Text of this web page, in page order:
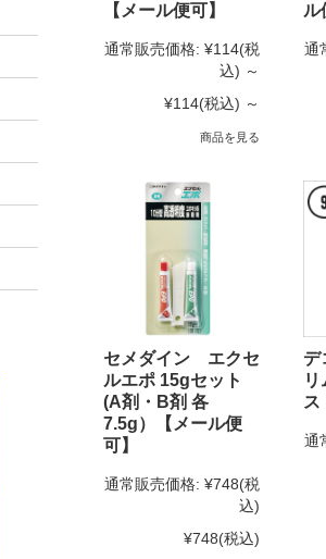
【メール便可】
通常販売価格: ¥114(税
込) ～
¥114(税込) ～
商品を見る
ル
通
セメダイン エクセ
ルエポ 15gセット
(A剤・B剤 各
7.5g）【メール便
可】
通常販売価格: ¥748(税
込)
¥748(税込)
デ
ス
通